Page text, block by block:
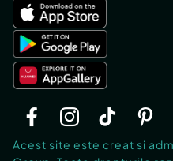
Acest site este creat si